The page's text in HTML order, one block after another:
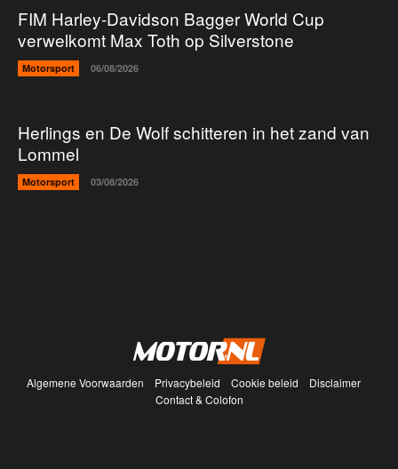
FIM Harley-Davidson Bagger World Cup
verwelkomt Max Toth op Silverstone
Motorsport 06/08/2026
Herlings en De Wolf schitteren in het zand van
Lommel
Motorsport 03/08/2026
Algemene Voorwaarden Privacybeleid Cookie beleid
Disclaimer
Contact & Colofon